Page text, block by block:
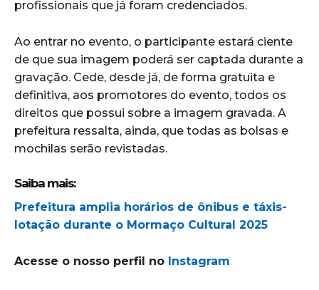
profissionais que já foram credenciados.
Ao entrar no evento, o participante estará ciente
de que sua imagem poderá ser captada durante a
gravação. Cede, desde já, de forma gratuita e
definitiva, aos promotores do evento, todos os
direitos que possui sobre a imagem gravada. A
prefeitura ressalta, ainda, que todas as bolsas e
mochilas serão revistadas.
Saiba mais:
Prefeitura amplia horários de ônibus e táxis-
lotação durante o Mormaço Cultural 2025
Acesse o nosso perfil no Instagram